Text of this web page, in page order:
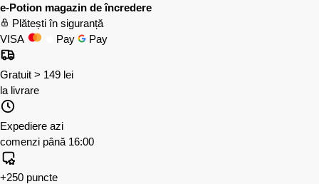
e-Potion magazin de încredere
Plătești în siguranță
VISA
Pay Pay
Gratuit > 149 lei
la livrare
Expediere azi
comenzi până 16:00
+250 puncte